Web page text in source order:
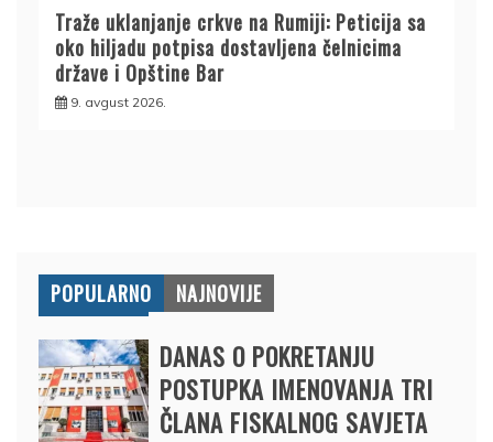
Traže uklanjanje crkve na Rumiji: Peticija sa
oko hiljadu potpisa dostavljena čelnicima
države i Opštine Bar
9. avgust 2026.
POPULARNO NAJNOVIJE
DANAS O POKRETANJU
POSTUPKA IMENOVANJA TRI
ČLANA FISKALNOG SAVJETA